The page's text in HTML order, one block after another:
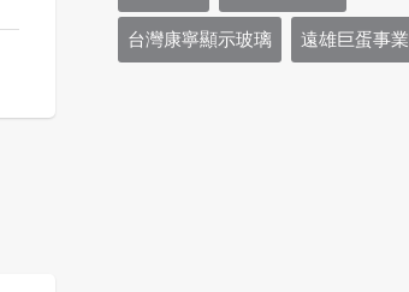
台灣康寧顯示玻璃 遠雄巨蛋事業